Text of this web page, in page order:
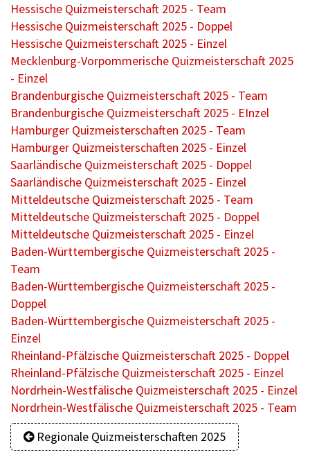
Hessische Quizmeisterschaft 2025 - Team
Hessische Quizmeisterschaft 2025 - Doppel
Hessische Quizmeisterschaft 2025 - Einzel
Mecklenburg-Vorpommerische Quizmeisterschaft 2025
- Einzel
Brandenburgische Quizmeisterschaft 2025 - Team
Brandenburgische Quizmeisterschaft 2025 - EInzel
Hamburger Quizmeisterschaften 2025 - Team
Hamburger Quizmeisterschaften 2025 - Einzel
Saarländische Quizmeisterschaft 2025 - Doppel
Saarländische Quizmeisterschaft 2025 - Einzel
Mitteldeutsche Quizmeisterschaft 2025 - Team
Mitteldeutsche Quizmeisterschaft 2025 - Doppel
Mitteldeutsche Quizmeisterschaft 2025 - Einzel
Baden-Württembergische Quizmeisterschaft 2025 -
Team
Baden-Württembergische Quizmeisterschaft 2025 -
Doppel
Baden-Württembergische Quizmeisterschaft 2025 -
Einzel
Rheinland-Pfälzische Quizmeisterschaft 2025 - Doppel
Rheinland-Pfälzische Quizmeisterschaft 2025 - Einzel
Nordrhein-Westfälische Quizmeisterschaft 2025 - Einzel
Nordrhein-Westfälische Quizmeisterschaft 2025 - Team
Regionale Quizmeisterschaften 2025